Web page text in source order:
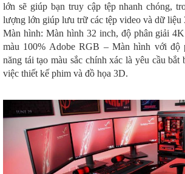
lớn sẽ giúp bạn truy cập tệp nhanh chóng,
lượng lớn giúp lưu trữ các tệp video và dữ liệu
Màn hình: Màn hình 32 inch, độ phân giải
màu 100% Adobe RGB – Màn hình với độ
năng tái tạo màu sắc chính xác là yêu cầu
việc thiết kế phim và đồ họa 3D.